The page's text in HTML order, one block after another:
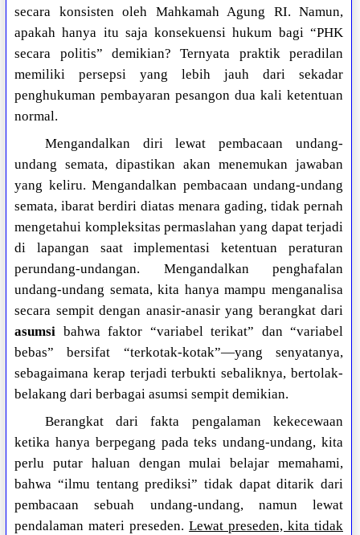
secara konsisten oleh Mahkamah Agung RI. Namun,
apakah hanya itu saja konsekuensi hukum bagi “PHK
secara politis” demikian? Ternyata praktik peradilan
memiliki persepsi yang lebih jauh dari sekadar
penghukuman pembayaran pesangon dua kali ketentuan
normal.
Mengandalkan diri lewat pembacaan undang-
undang semata, dipastikan akan menemukan jawaban
yang keliru. Mengandalkan pembacaan undang-undang
semata, ibarat berdiri diatas menara gading, tidak pernah
mengetahui kompleksitas permaslahan yang dapat terjadi
di lapangan saat implementasi ketentuan peraturan
perundang-undangan. Mengandalkan penghafalan
undang-undang semata, kita hanya mampu menganalisa
secara sempit dengan anasir-anasir yang berangkat dari
asumsi bahwa faktor “variabel terikat” dan “variabel
bebas” bersifat “terkotak-kotak”—yang senyatanya,
sebagaimana kerap terjadi terbukti sebaliknya, bertolak-
belakang dari berbagai asumsi sempit demikian.
Berangkat dari fakta pengalaman kekecewaan
ketika hanya berpegang pada teks undang-undang, kita
perlu putar haluan dengan mulai belajar memahami,
bahwa “ilmu tentang prediksi” tidak dapat ditarik dari
pembacaan sebuah undang-undang, namun lewat
pendalaman materi preseden.Lewat preseden, kita tidak